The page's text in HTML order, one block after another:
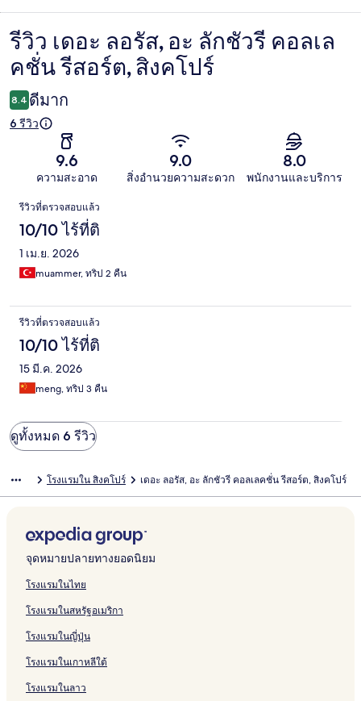
รีวิว
รีวิว เดอะ ลอรัส, อะ ลักชัวรี คอลเล
คชั่น รีสอร์ต, สิงคโปร์
8.4 ดีมาก
6 รีวิว
9.6
ความสะอาด
9.0
สิ่งอำนวยความสะดวก
8.0
พนักงานและบริการ
รีวิว
รีวิวที่ตรวจสอบแล้ว
10/10 ไร้ที่ติ
1 เม.ย. 2026
muammer, ทริป 2 คืน
รีวิวที่ตรวจสอบแล้ว
10/10 ไร้ที่ติ
15 มี.ค. 2026
meng, ทริป 3 คืน
ดูทั้งหมด 6 รีวิว
โรงแรมใน สิงคโปร์ เดอะ ลอรัส, อะ ลักชัวรี คอลเลคชั่น รีสอร์ต, สิงคโปร์
จุดหมายปลายทางยอดนิยม
โรงแรมในไทย
โรงแรมในสหรัฐอเมริกา
โรงแรมในญี่ปุ่น
โรงแรมในเกาหลีใต้
โรงแรมในลาว